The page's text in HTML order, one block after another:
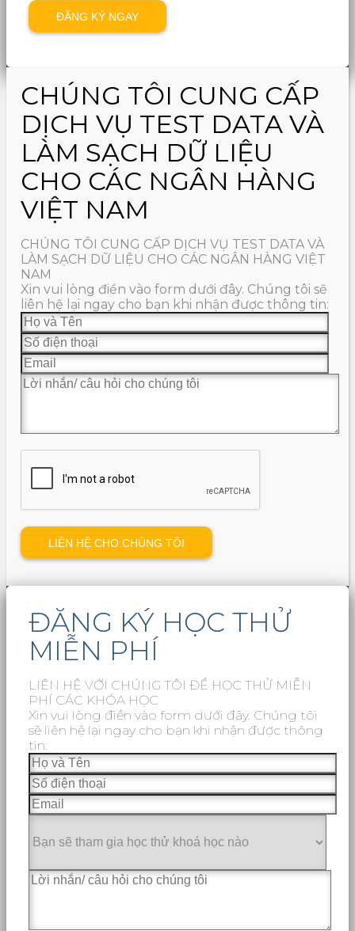
CHÚNG TÔI CUNG CẤP
DỊCH VỤ TEST DATA VÀ
LÀM SẠCH DỮ LIỆU
CHO CÁC NGÂN HÀNG
VIỆT NAM
CHÚNG TÔI CUNG CẤP DỊCH VỤ TEST DATA VÀ
LÀM SẠCH DỮ LIỆU CHO CÁC NGÂN HÀNG VIỆT
NAM
Xin vui lòng điền vào form dưới đây. Chúng tôi sẽ
liên hệ lại ngay cho bạn khi nhận được thông tin:
ĐĂNG KÝ HỌC THỬ
MIỄN PHÍ
LIÊN HỆ VỚI CHÚNG TÔI ĐỂ HỌC THỬ MIỄN
PHÍ CÁC KHÓA HỌC
Xin vui lòng điền vào form dưới đây. Chúng tôi
sẽ liên hệ lại ngay cho bạn khi nhận được thông
tin: